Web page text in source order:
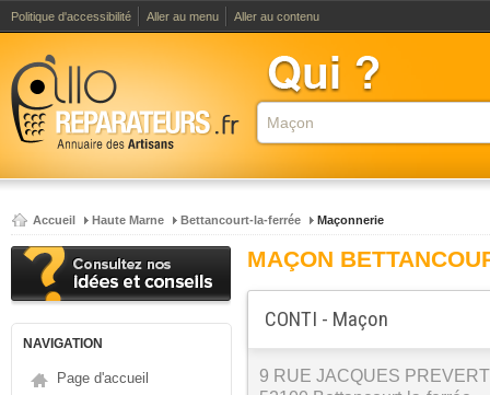
Politique d'accessibilité Aller au menu Aller au contenu
Accueil Haute Marne Bettancourt-la-ferrée Maçonnerie
NAVIGATION
Page d'accueil
MAÇON
CONTI - Maçon
9 RUE JACQUES PREVERT